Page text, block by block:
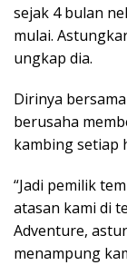
sejak 4 bulan
mulai.
ungkap dia.
Dirinya
berusaha
kambing setiap
“Jadi pemilik
atasan kami di
Adventure,
menampung